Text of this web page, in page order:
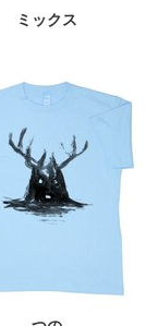
ミックス